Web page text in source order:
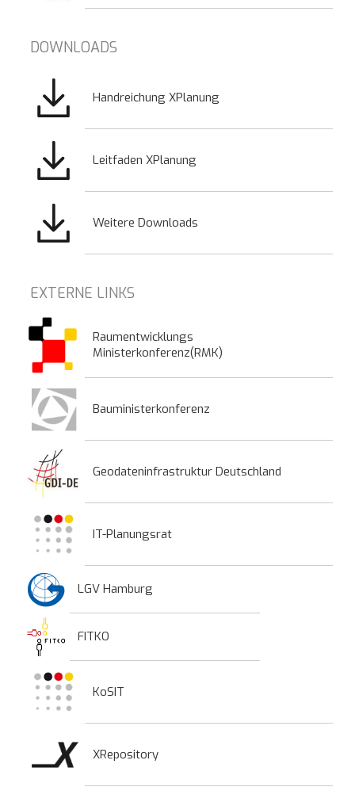
DOWNLOADS
Handreichung XPlanung
Leitfaden XPlanung
Weitere Downloads
EXTERNE LINKS
Raumentwicklungs
Ministerkonferenz(RMK)
Bauministerkonferenz
Geodateninfrastruktur Deutschland
IT-Planungsrat
LGV Hamburg
FITKO
KoSIT
XRepository